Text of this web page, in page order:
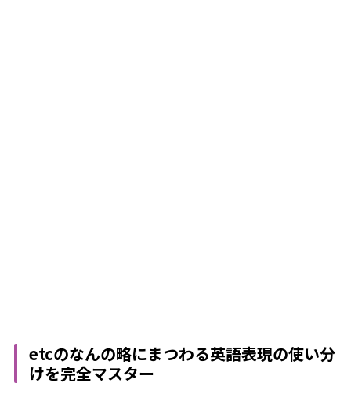
etcのなんの略にまつわる英語表現の使い分
けを完全マスター